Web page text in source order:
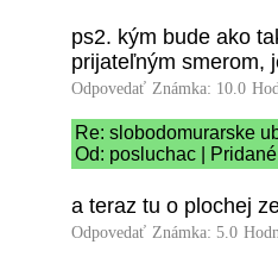
ps2. kým bude ako
prijateľným smerom,
Odpovedať Známka: 10.0
Re: slobodomurarske
Od: posluchac |
a teraz tu o plochej
Odpovedať Známka: 5.0